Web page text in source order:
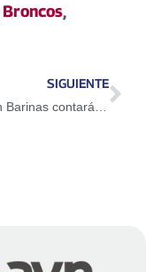
Broncos,
SIGUIENTE